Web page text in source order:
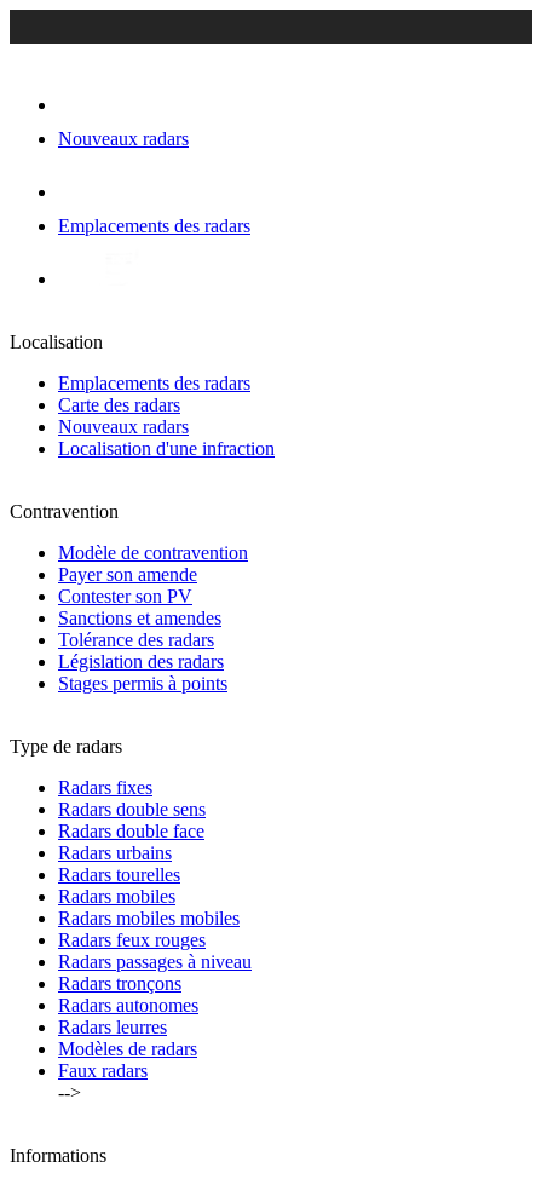
Nouveaux radars
Emplacements des radars
Localisation
Emplacements des radars
Carte des radars
Nouveaux radars
Localisation d'une infraction
Contravention
Modèle de contravention
Payer son amende
Contester son PV
Sanctions et amendes
Tolérance des radars
Législation des radars
Stages permis à points
Type de radars
Radars fixes
Radars double sens
Radars double face
Radars urbains
Radars tourelles
Radars mobiles
Radars mobiles mobiles
Radars feux rouges
Radars passages à niveau
Radars tronçons
Radars autonomes
Radars leurres
Modèles de radars
Faux radars
-->
Informations